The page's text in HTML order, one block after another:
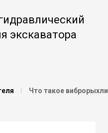
экскаватора
Что такое